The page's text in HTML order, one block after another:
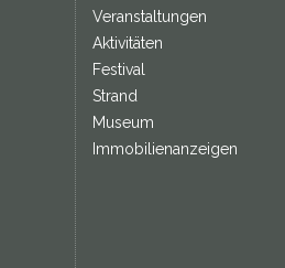
Veranstaltungen
Aktivitäten
Festival
Strand
Museum
Immobilienanzeigen